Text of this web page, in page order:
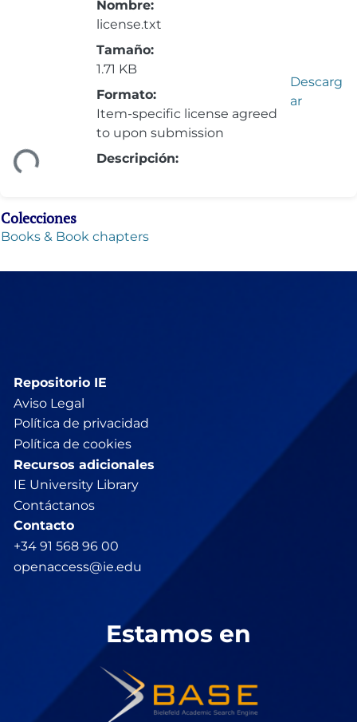
Nombre:
license.txt
Tamaño:
1.71 KB
Formato:
Item-specific license agreed
to upon submission
Descripción:
Descarg
ar
Colecciones
Books & Book chapters
Repositorio IE
Aviso Legal
Política de privacidad
Política de cookies
Recursos adicionales
IE University Library
Contáctanos
Contacto
+34 91 568 96 00
openaccess@ie.edu
Estamos en